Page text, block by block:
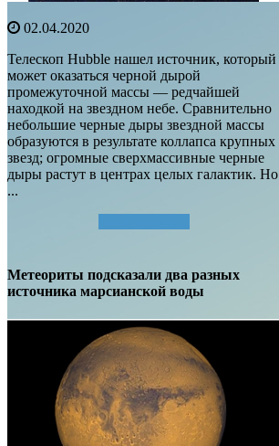
02.04.2020
Телескоп Hubble нашел источник, который
может оказаться черной дырой
промежуточной массы — редчайшей
находкой на звездном небе. Сравнительно
небольшие черные дыры звездной массы
образуются в результате коллапса крупных
звезд; огромные сверхмассивные черные
дыры растут в центрах целых галактик. Но
...
Метеориты подсказали два разных
источника марсианской воды